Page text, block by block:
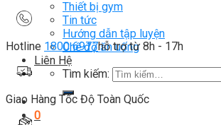
Thiết bị gym
Tin tức
Hướng dẫn tập luyện
Chế độ ăn uống
Liên Hệ
Tìm kiếm:
0
Hotline 1800 6977hỗ trợ từ 8h - 17h
Giao Hàng Tốc Độ Toàn Quốc